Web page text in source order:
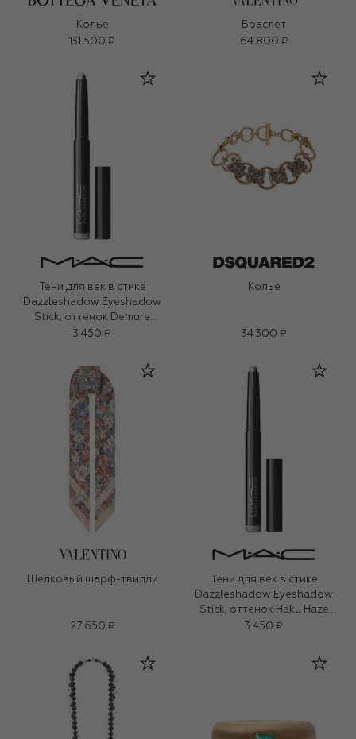
Колье
131 500 ₽
Браслет
64 800 ₽
Тени для век в стике
Dazzleshadow Eyeshadow
Stick, оттенок Demure
Diamonds (1,6g)
3 450 ₽
Колье
34 300 ₽
Шелковый шарф-твилли
27 650 ₽
Тени для век в стике
Dazzleshadow Eyeshadow
Stick, оттенок Haku Haze
(1,6g)
3 450 ₽